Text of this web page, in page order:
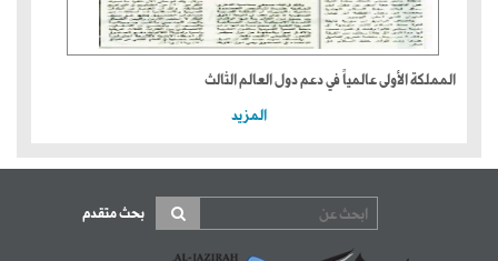
المملكة الأولى عالمياً في دعم دول العالم الثالث
المزيد
بحث متقدم